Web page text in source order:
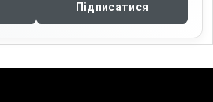
Підписатися